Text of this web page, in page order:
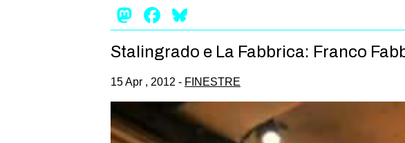
Mastodon
Facebook
Stalingrado e La Fabbrica: Franco
15 Apr , 2012 - FINESTRE